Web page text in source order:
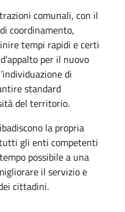
comunali, con il
coordinamento,
tempi rapidi e certi
per il nuovo
di
standard
del territorio.
la propria
gli enti competenti
possibile a una
il servizio e
cittadini.